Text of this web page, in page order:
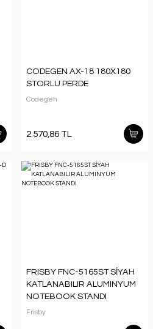
CODEGEN AX-18 180X180
STORLU PERDE
Codegen
2.570,86 TL
FRISBY FNC-5165ST SİYAH
KATLANABILIR ALUMINYUM
NOTEBOOK STANDI
Frisby